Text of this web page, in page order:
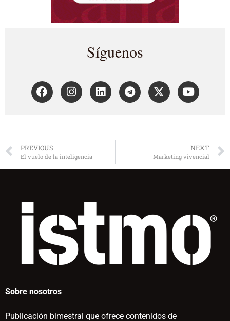
Síguenos
PREVIOUS
El vuelo de la inteligencia
NEXT
Marketing vivencial
Sobre nosotros
Publicación bimestral que ofrece contenidos de